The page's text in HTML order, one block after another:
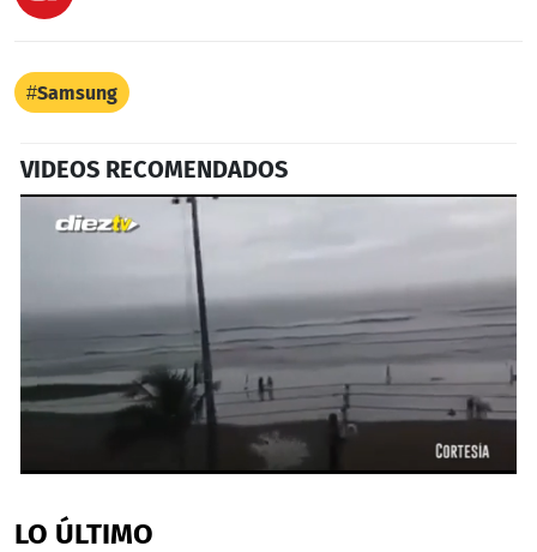
Samsung
VIDEOS RECOMENDADOS
of
38
LO ÚLTIMO